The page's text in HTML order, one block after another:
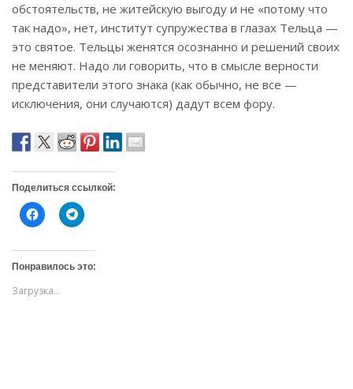
обстоятельств, не житейскую выгоду и не «потому что
так надо», нет, институт супружества в глазах Тельца —
это святое. Тельцы женятся осознанно и решений своих
не меняют. Надо ли говорить, что в смысле верности
представители этого знака (как обычно, не все —
исключения, они случаются) дадут всем фору.
Поделиться ссылкой:
Н
а
и
т
е
ч
Н
а
и
т
е
Понравилось это:
Загрузка...